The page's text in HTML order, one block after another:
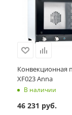
Конвекционная
XF023 Anna
В наличии
46 231 руб.